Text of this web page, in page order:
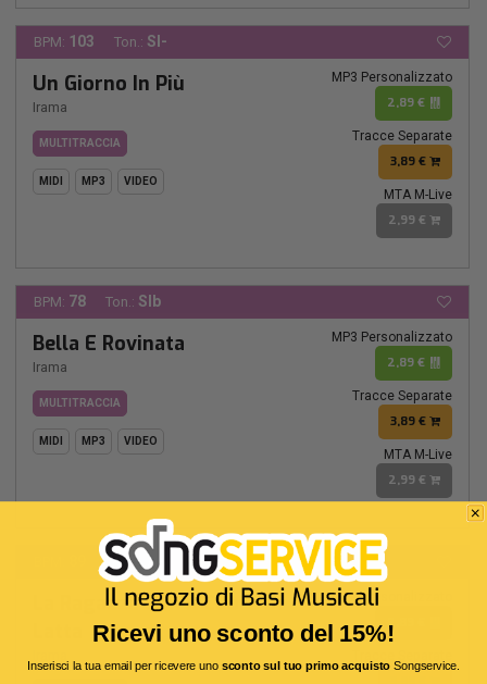
BPM: 103 Ton.: SI-
Un Giorno In Più
Irama
MULTITRACCIA
MIDI MP3 VIDEO
MP3 Personalizzato
2,89 €
Tracce Separate
3,89 €
MTA M-Live
2,99 €
BPM: 78 Ton.: SIb
Bella E Rovinata
Irama
MULTITRACCIA
MIDI MP3 VIDEO
MP3 Personalizzato
2,89 €
Tracce Separate
3,89 €
MTA M-Live
2,99 €
Ton.:LA-
La Ragazza Con Il Cuore Di
MP3 Personalizzato
2,89 €
Ricevi uno sconto del 15%!
Inserisci la tua email per ricevere uno sconto sul tuo primo acquistoSongservice.